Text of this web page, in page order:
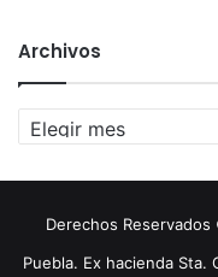
Archivos
Archivos
Derechos
Puebla. Ex hacienda Sta.